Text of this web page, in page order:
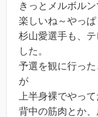
きっとメルボル
楽しいね～やっ
杉山愛選手も、
した。
予選を観に行っ
が
上半身裸でやっ
背中の筋肉とか、